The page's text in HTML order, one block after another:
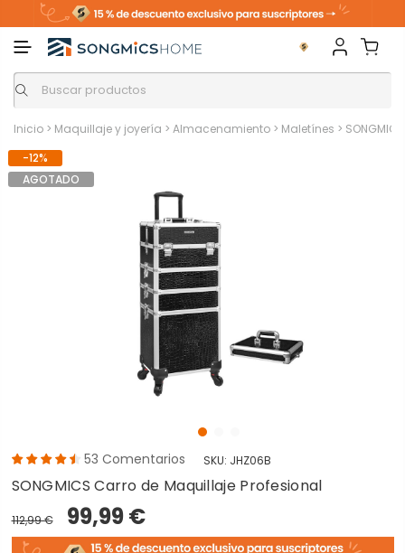
Inicio > Maquillaje y joyería > Almacenamiento > Maletínes >
-12%
AGOTADO
53 Comentarios SKU: JHZ06B
SONGMICS Carro de Maquillaje Profesional
112,99 € 99,99 €